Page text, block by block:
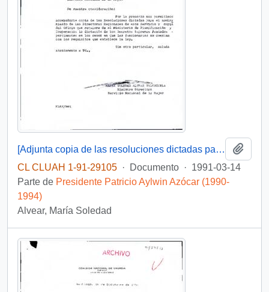
[Adjunta copia de las resoluciones dictadas para el nombramiento de las Directoras Regionales del Servicio Nacional de la Mujer]
CL CLUAH 1-91-29105 · Documento · 1991-03-14
Parte de Presidente Patricio Aylwin Azócar (1990-
1994)
Alvear, María Soledad